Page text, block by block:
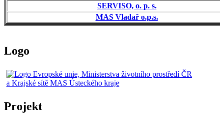
SERVISO, o. p. s.
MAS Vladař o.p.s.
Logo
Projekt